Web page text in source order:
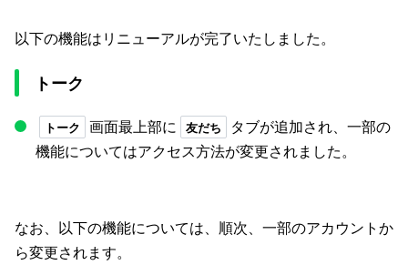
以下の機能はリニューアルが完了いたしました。
トーク
トーク 画面最上部に 友だち
タブが追加され、一部の
機能についてはアクセス方法が変更されました。
なお、以下の機能については、順次、一部のアカウントか
ら変更されます。